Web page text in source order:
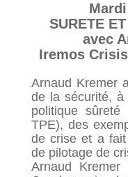
SURETE
avec
Iremos
Arnaud Kremer
de la sécurité, à
politique
TPE), des
de crise et a fait
de pilotage de
Arnaud